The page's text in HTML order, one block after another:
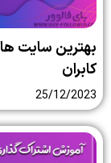
بهترین سایت‌
کابران
25/12/2023